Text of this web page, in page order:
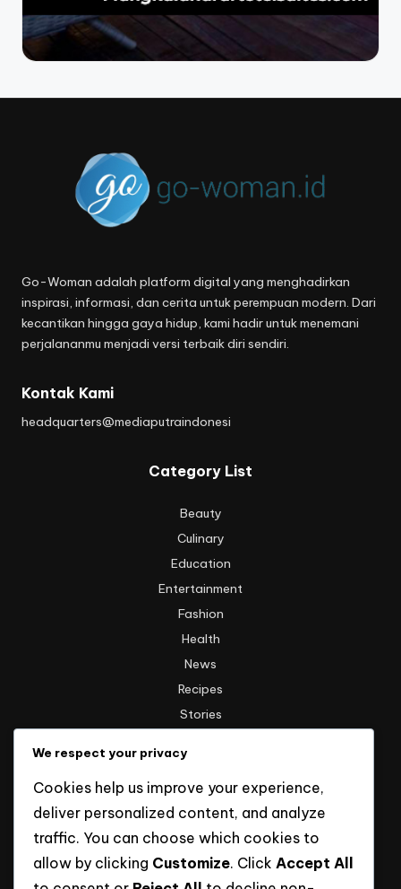
Go-Woman adalah platform digital yang menghadirkan
inspirasi, informasi, dan cerita untuk perempuan modern. Dari
kecantikan hingga gaya hidup, kami hadir untuk menemani
perjalananmu menjadi versi terbaik diri sendiri.
Kontak Kami
headquarters@mediaputraindonesi
Category List
Beauty
Culinary
Education
Entertainment
Fashion
Health
News
Recipes
Stories
Travel
Uncategorized
We respect your privacy
Cookies help us improve your experience,
deliver personalized content, and analyze
traffic. You can choose which cookies to
allow by clicking Customize. Click Accept All